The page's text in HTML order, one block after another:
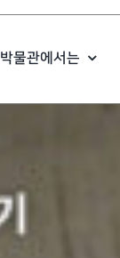
박물관에서는